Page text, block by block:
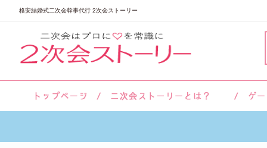
格安結婚式二次会幹事代行 2次会ストーリー